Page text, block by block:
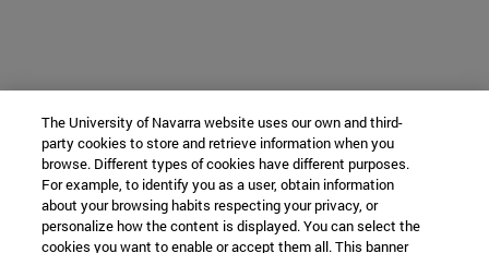
The University of Navarra website uses our own and third-
party cookies to store and retrieve information when you
browse. Different types of cookies have different purposes.
For example, to identify you as a user, obtain information
about your browsing habits respecting your privacy, or
personalize how the content is displayed. You can select the
cookies you want to enable or accept them all. This banner